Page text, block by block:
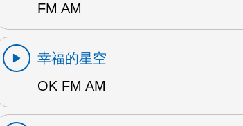
FM AM
幸福的星空
OK FM AM